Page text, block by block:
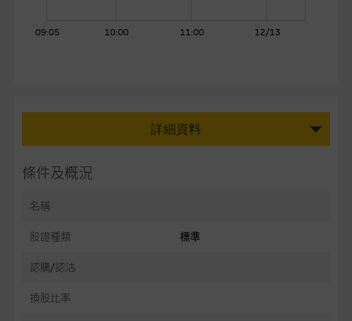
09:05 10:00 11:00 12/13
詳細資料
條件及概況
名稱
股證種類 標準
認購/認沽
換股比率